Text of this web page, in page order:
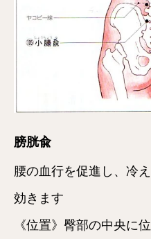
膀胱兪
腰の血行を促進し、冷
効きます
《位置》臀部の中央に